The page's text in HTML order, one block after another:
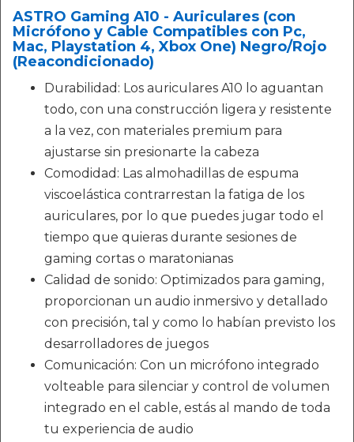
ASTRO Gaming A10 - Auriculares (con
Micrófono y Cable Compatibles con Pc,
Mac, Playstation 4, Xbox One) Negro/Rojo
(Reacondicionado)
Durabilidad: Los auriculares A10 lo aguantan
todo, con una construcción ligera y resistente
a la vez, con materiales premium para
ajustarse sin presionarte la cabeza
Comodidad: Las almohadillas de espuma
viscoelástica contrarrestan la fatiga de los
auriculares, por lo que puedes jugar todo el
tiempo que quieras durante sesiones de
gaming cortas o maratonianas
Calidad de sonido: Optimizados para gaming,
proporcionan un audio inmersivo y detallado
con precisión, tal y como lo habían previsto los
desarrolladores de juegos
Comunicación: Con un micrófono integrado
volteable para silenciar y control de volumen
integrado en el cable, estás al mando de toda
tu experiencia de audio